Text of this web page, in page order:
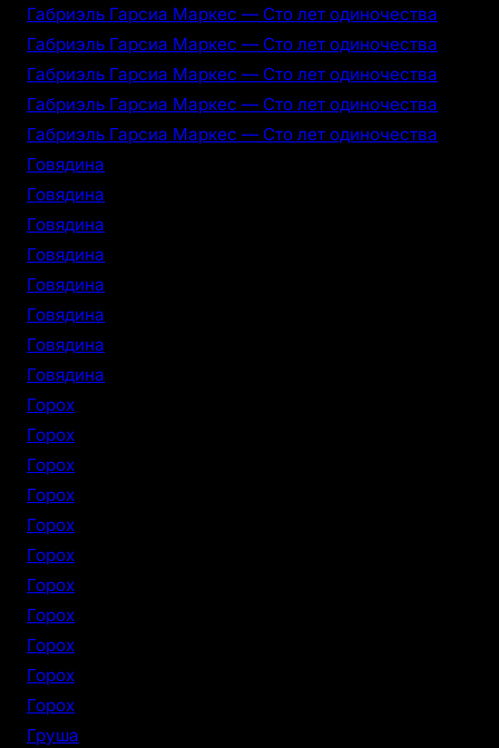
Габриэль Гарсиа Маркес — Сто лет одиночества
Габриэль Гарсиа Маркес — Сто лет одиночества
Габриэль Гарсиа Маркес — Сто лет одиночества
Габриэль Гарсиа Маркес — Сто лет одиночества
Габриэль Гарсиа Маркес — Сто лет одиночества
Говядина
Говядина
Говядина
Говядина
Говядина
Говядина
Говядина
Говядина
Горох
Горох
Горох
Горох
Горох
Горох
Горох
Горох
Горох
Горох
Горох
Груша